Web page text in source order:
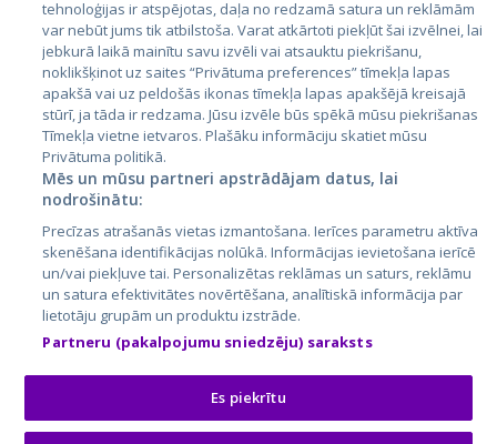
Lietuva
City24.lv
City24.ee
GetaPro.lv
GetaPro.ee
Skelbiu.lt
Autoplius.lt
Aruodas.lt
CVbankas.lt
Kainos.lt
Paslaugos.lt
auto24.ee
Osta.ee
KuldneBörs.ee
tehnoloģijas ir atspējotas, daļa no redzamā satura un reklāmām
var nebūt jums tik atbilstoša. Varat atkārtoti piekļūt šai izvēlnei, lai
jebkurā laikā mainītu savu izvēli vai atsauktu piekrišanu,
noklikšķinot uz saites “Privātuma preferences” tīmekļa lapas
apakšā vai uz peldošās ikonas tīmekļa lapas apakšējā kreisajā
stūrī, ja tāda ir redzama. Jūsu izvēle būs spēkā mūsu piekrišanas
Tīmekļa vietne ietvaros. Plašāku informāciju skatiet mūsu
Privātuma politikā.
Mēs un mūsu partneri apstrādājam datus, lai
nodrošinātu:
Precīzas atrašanās vietas izmantošana. Ierīces parametru aktīva
skenēšana identifikācijas nolūkā. Informācijas ievietošana ierīcē
un/vai piekļuve tai. Personalizētas reklāmas un saturs, reklāmu
un satura efektivitātes novērtēšana, analītiskā informācija par
lietotāju grupām un produktu izstrāde.
Partneru (pakalpojumu sniedzēju) saraksts
Es piekrītu